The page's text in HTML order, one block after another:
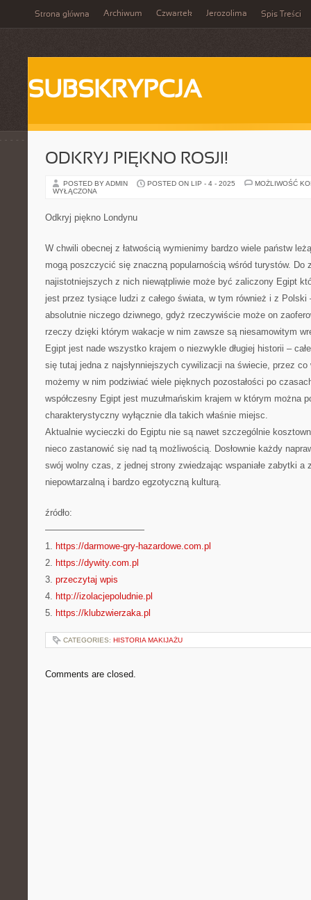
Strona główna Archiwum Czwartek Jerozolima Spis Treści
SUBSKRYPCJA
ODKRYJ PIĘKNO ROSJI!
POSTED BY ADMIN POSTED ON LIP - 4 - 2025
MOŻLIWOŚĆ
WYŁĄCZONA
Odkryj piękno Londynu
W chwili obecnej z łatwością wymienimy bardzo wiele państw
mogą poszczycić się znaczną popularnością wśród turystów. Do
najistotniejszych z nich niewątpliwie może być zaliczony Egipt
jest przez tysiące ludzi z całego świata, w tym również i z Polski
absolutnie niczego dziwnego, gdyż rzeczywiście może on
rzeczy dzięki którym wakacje w nim zawsze są niesamowitym
Egipt jest nade wszystko krajem o niezwykle długiej historii –
się tutaj jedna z najsłynniejszych cywilizacji na świecie, przez
możemy w nim podziwiać wiele pięknych pozostałości po
współczesny Egipt jest muzułmańskim krajem w którym można
charakterystyczny wyłącznie dla takich właśnie miejsc.
Aktualnie wycieczki do Egiptu nie są nawet szczególnie
nieco zastanowić się nad tą możliwością. Dosłownie każdy
swój wolny czas, z jednej strony zwiedzając wspaniałe zabytki a
niepowtarzalną i bardzo egzotyczną kulturą.
źródło:
———————————
1. https://darmowe-gry-hazardowe.com.pl
2. https://dywity.com.pl
3. przeczytaj wpis
4. http://izolacjepoludnie.pl
5. https://klubzwierzaka.pl
CATEGORIES: HISTORIA MAKIJAŻU
Comments are closed.